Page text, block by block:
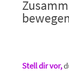
Stell dir vor,